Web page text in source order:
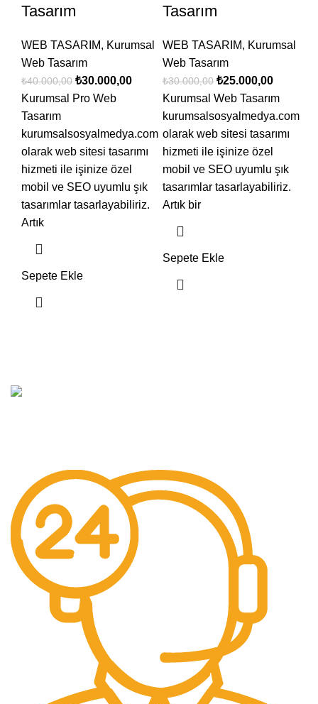
Tasarım
WEB TASARIM, Kurumsal
Web Tasarım
₺40.000,00 ₺30.000,00
Kurumsal Pro Web
Tasarım
kurumsalsosyalmedya.com
olarak web sitesi tasarımı
hizmeti ile işinize özel
mobil ve SEO uyumlu şık
tasarımlar tasarlayabiliriz.
Artık
Sepete Ekle
Tasarım
WEB TASARIM, Kurumsal
Web Tasarım
₺30.000,00 ₺25.000,00
Kurumsal Web Tasarım
kurumsalsosyalmedya.com
olarak web sitesi tasarımı
hizmeti ile işinize özel
mobil ve SEO uyumlu şık
tasarımlar tasarlayabiliriz.
Artık bir
Sepete Ekle